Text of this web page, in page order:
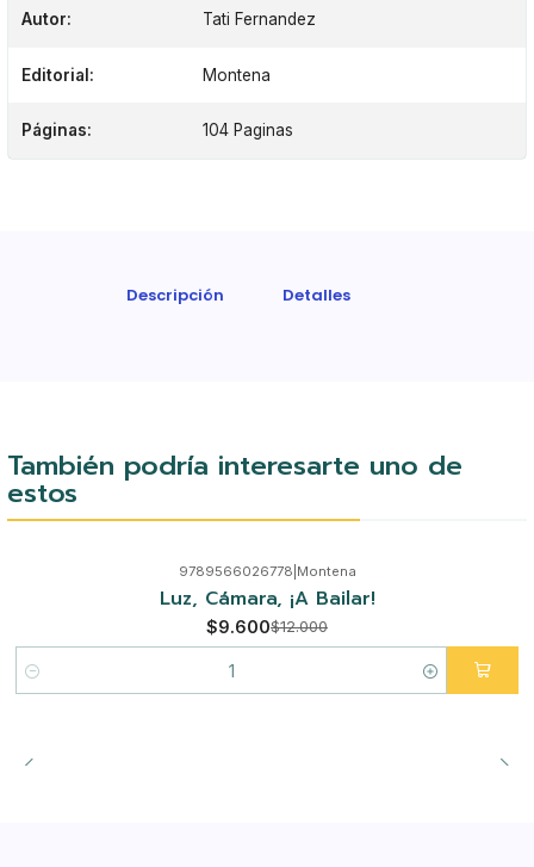
Autor: Tati Fernandez
Editorial: Montena
Páginas: 104 Paginas
Descripción Detalles
También podría interesarte uno de
estos
9789566026778 Montena
Luz, Cámara, ¡A Bailar!
$9.600$12.000
Cantidad